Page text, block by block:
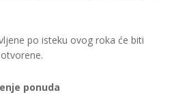
po isteku ovog roka će biti
ponuda